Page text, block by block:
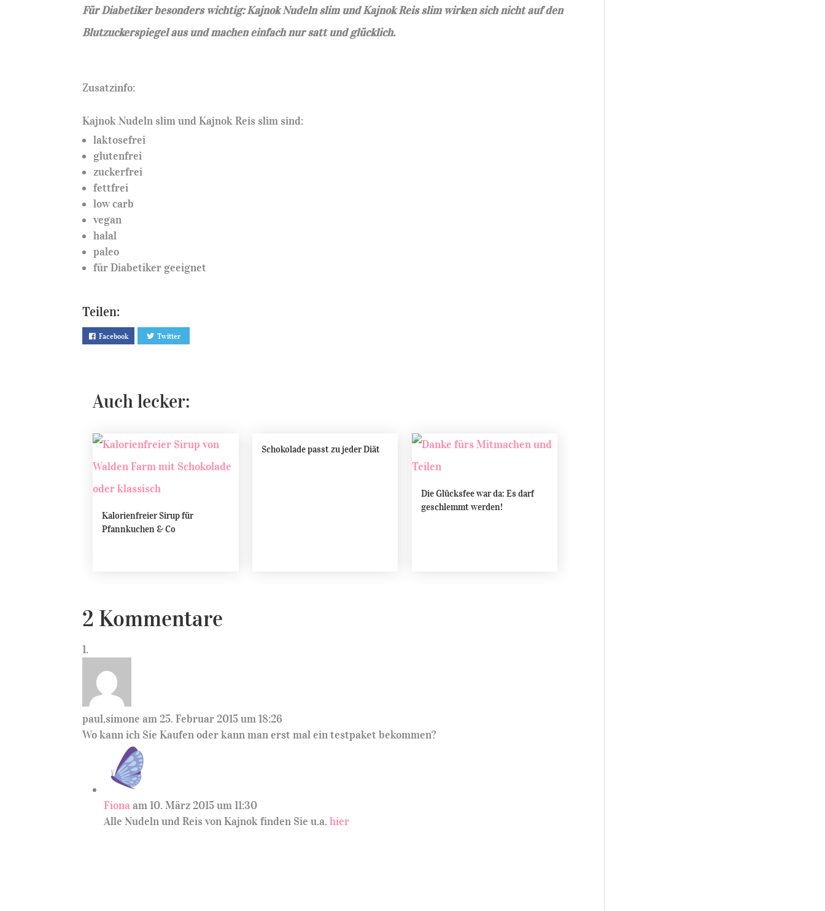
Für Diabetiker besonders wichtig: Kajnok Nudeln slim und Kajnok Reis slim wirken sich nicht auf den
Blutzuckerspiegel aus und machen einfach nur satt und glücklich.
Zusatzinfo:
Kajnok Nudeln slim und Kajnok Reis slim sind:
laktosefrei
glutenfrei
zuckerfrei
fettfrei
low carb
vegan
halal
paleo
für Diabetiker geeignet
Teilen:
Facebook Twitter
Auch lecker:
Kalorienfreier Sirup für
Pfannkuchen & Co
Schokolade passt zu jeder Diät
Die Glücksfee war da: Es darf
geschlemmt werden!
2 Kommentare
paul,simone am 25. Februar 2015 um 18:26
Wo kann ich Sie Kaufen oder kann man erst mal ein testpaket bekommen?
Fiona am 10. März 2015 um 11:30
Alle Nudeln und Reis von Kajnok finden Sie u.a.hier